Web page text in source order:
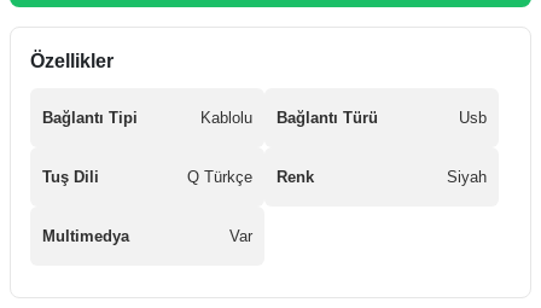
Özellikler
Bağlantı Tipi Kablolu Bağlantı Türü Usb
Tuş Dili Q Türkçe Renk Siyah
Multimedya Var